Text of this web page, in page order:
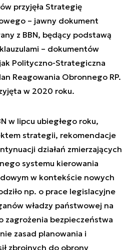
przyjęła Strategię
– jawny dokument
z BBN, będący podstawą
– dokumentów
Polityczno-Strategiczna
Reagowania Obronnego RP.
w 2020 roku.
w lipcu ubiegłego roku,
strategii, rekomendacje
działań zmierzających
systemu kierowania
w kontekście nowych
np. o prace legislacyjne
władzy państwowej na
zagrożenia bezpieczeństwa
zasad planowania i
zbrojnych do obrony